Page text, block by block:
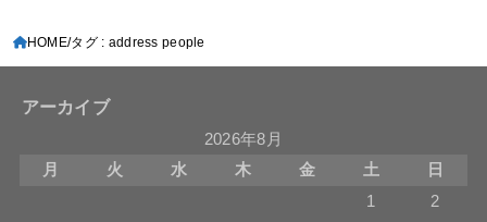
HOME タグ : address people
アーカイブ
2026年8月
月
火 水 木 金 土
日
1
2